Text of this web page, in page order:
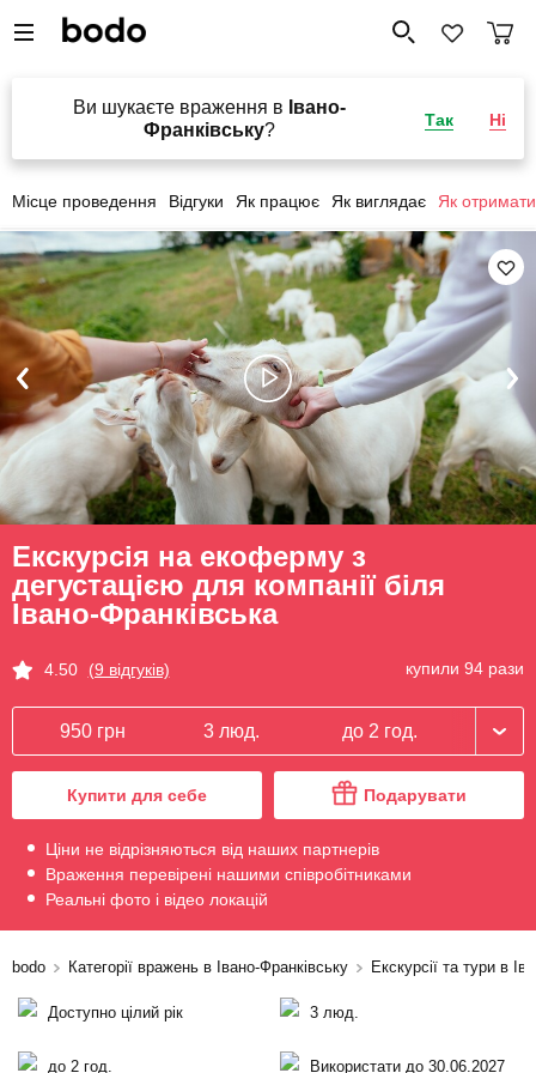
Ви шукаєте враження в Івано-
Франківську?
Так Ні
Місце проведення Відгуки Як працює Як виглядає Як отримати
Екскурсія на екоферму з
дегустацією для компанії біля
Івано-Франківська
4.50 (9 відгуків) купили 94 рази
950 грн 3 люд. до 2 год.
Купити для себе Подарувати
Ціни не відрізняються від наших партнерів
Враження перевірені нашими співробітниками
Реальні фото і відео локацій
bodo Категорії вражень в Івано-Франківську Екскурсії та тури в
Доступно цілий рік 3 люд.
до 2 год. Використати до 30.06.2027